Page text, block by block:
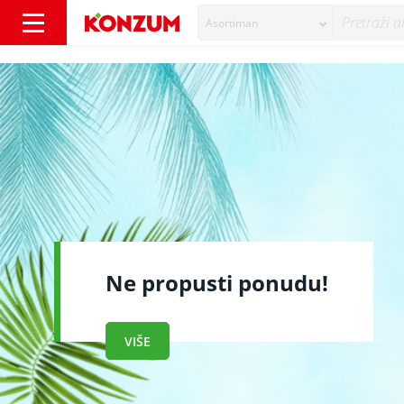
Asortiman
Vidimo se u Minute by
SAZNAJ VIŠE